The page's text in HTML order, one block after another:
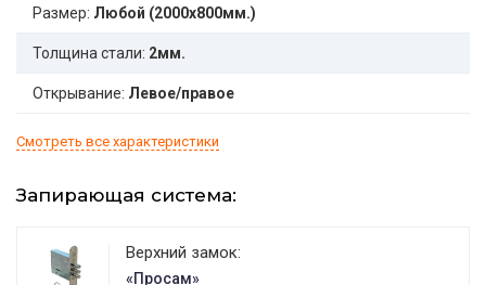
Размер: Любой (2000x800мм.)
Толщина стали: 2мм.
Открывание: Левое/правое
Смотреть все характеристики
Запирающая система:
Верхний замок:
«Просам»